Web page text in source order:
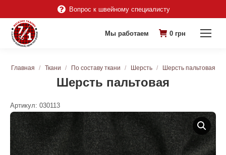
Вопрос к швейному специалисту
Мы работаем 0 грн
Шерсть пальтовая
Вы здесь:
Главная Ткани По составу ткани Шерсть Шерсть пальтовая
Артикул: 030113